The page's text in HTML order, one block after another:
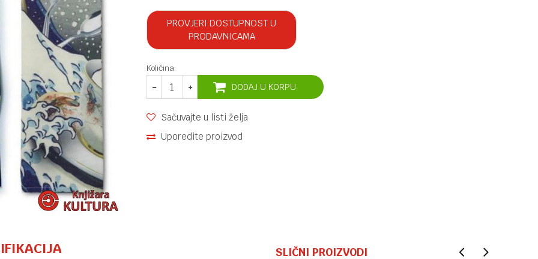
PROVJERI DOSTUPNOST U
PRODAVNICAMA
Količina:
DODAJ U KORPU
Sačuvajte u listi želja
Uporedite proizvod
SLIČNI PROIZVODI